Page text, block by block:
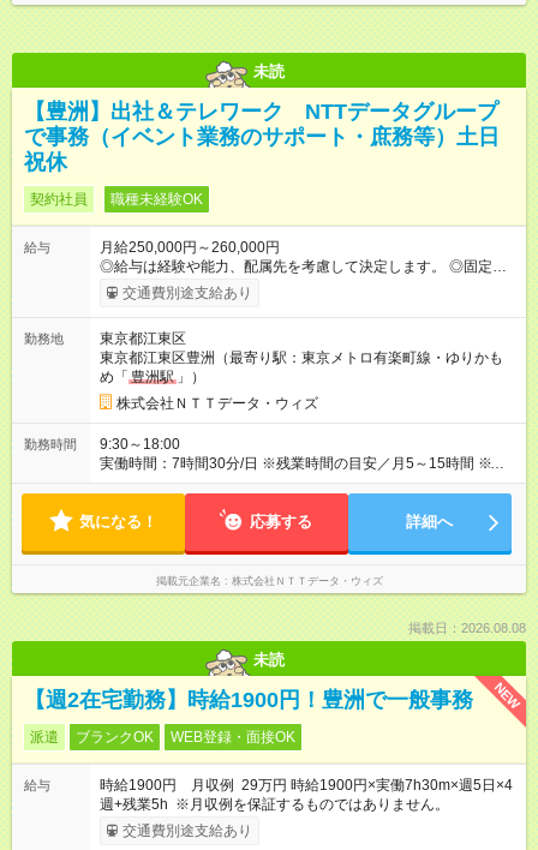
未読
【豊洲】出社＆テレワーク NTTデータグループ
で事務（イベント業務のサポート・庶務等）土日
祝休
契約社員 職種未経験OK
給与
月給250,000円～260,000円
◎給与は経験や能力、配属先を考慮して決定します。 ◎固定残業
はありません。残業代は別途全額支給します。 ★毎週水曜と給
交通費別途支給あり
勤務地
東京都江東区
東京都江東区豊洲（最寄り駅：東京メトロ有楽町線・ゆりかも
め「 豊洲駅 」）
株式会社ＮＴＴデータ・ウィズ
勤務時間
9:30～18:00
実働時間：7時間30分/日 ※残業時間の目安／月5～15時間 ※テレ
ワーク＆出社の詳細につきましては、面接の際ご確認ください
気になる！ 応募する 詳細へ
掲載元企業名 株式会社ＮＴＴデータ・ウィズ
掲載日：2026.08.08
未読
NEW
【週2在宅勤務】時給1900円！豊洲で一般事務
派遣 ブランクOK WEB登録・面接OK
給与
時給1900円 月収例 29万円 時給1900円×実働7h30m×週5日×4
週+残業5h ※月収例を保証するものではありません。
交通費別途支給あり